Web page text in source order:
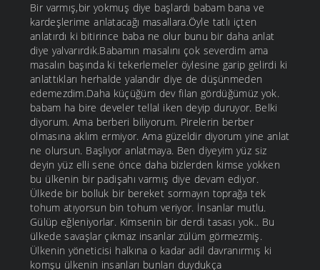
Bir varmış,bir yokmuş diye başlardı babam bana ve
kardeşlerime anlatacağı masallara.Öyle tatlı içten
anlatırdı ki bitirince baba ne olur bunu bir daha anlat
diye yalvarırdık.Babamın masalını çok severdim ama
masalın başında ki tekerlemeler öylesine garip gelirdi ki
anlattıkları herhalde yalandır diye de düşünmeden
edemezdim.Daha küçüğüm dev filan gördüğümüz yok.
babam ha bire develer tellal iken deyip duruyor. Belki
diyorum. Ama berberi biliyorum. Pirelerin berber
olmasına aklım ermiyor. Ama güzeldir diyorum yine anlat
ne olursun. Başlıyor anlatmaya. Ben diyeyim yüz siz
deyin yüz elli sene önce daha bizlerden kimse yokken
bu ülkenin bir padişahı varmış diye devam ediyor.
Ülkede bir bolluk bir bereket sormayın toprağa tek
tohum atıyorsun bin tohum veriyor. İnsanlar mutlu.
Gülüp eğleniyorlar. Kimsenin bir derdi tasası yok.. Bu
ülkede savaşlar çıkmaz insanlar zülüm görmezmiş.
Ülkenin yöneticisi halkına o kadar adil davranırmış ki
komşu ülkenin insanları bunları duydukça